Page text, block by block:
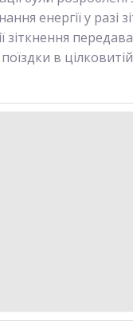
енергії у разі
зіткнення
в